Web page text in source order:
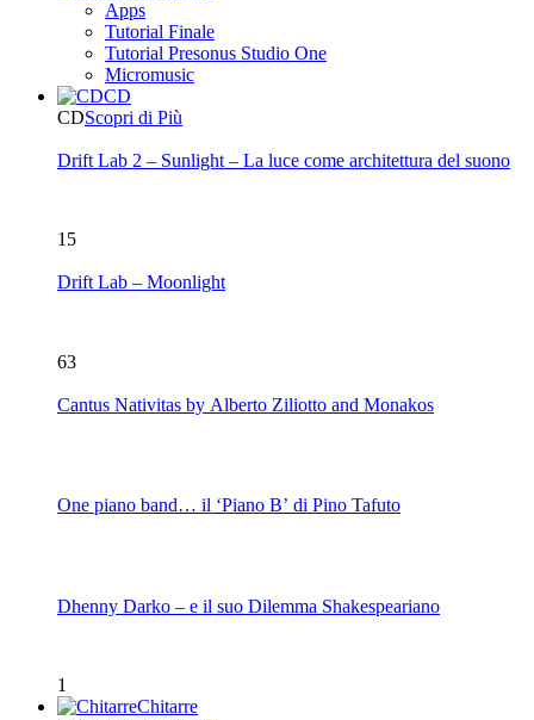
Apps
Tutorial Finale
Tutorial Presonus Studio One
Micromusic
CD
CDScopri di Più
Drift Lab 2 – Sunlight – La luce come architettura del suono
15
Drift Lab – Moonlight
63
Cantus Nativitas by Alberto Ziliotto and Monakos
One piano band… il ‘Piano B’ di Pino Tafuto
Dhenny Darko – e il suo Dilemma Shakespeariano
1
Chitarre